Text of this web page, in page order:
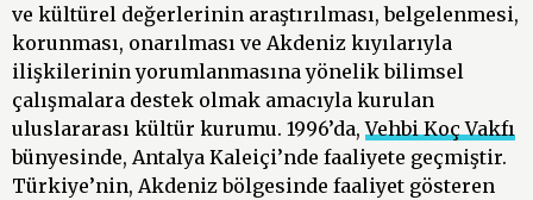
ve kültürel değerlerinin araştırılması, belgelenmesi,
korunması, onarılması ve Akdeniz kıyılarıyla
ilişkilerinin yorumlanmasına yönelik bilimsel
çalışmalara destek olmak amacıyla kurulan
uluslararası kültür kurumu. 1996’da,Vehbi Koç Vakfı
bünyesinde, Antalya Kaleiçi’nde faaliyete geçmiştir.
Türkiye’nin, Akdeniz bölgesinde faaliyet gösteren